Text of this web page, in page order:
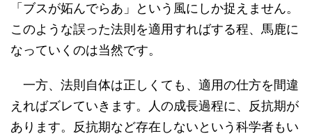
「ブスが妬んでらあ」という風にしか捉えません。
このような誤った法則を適用すればする程、馬鹿に
なっていくのは当然です。
一方、法則自体は正しくても、適用の仕方を間違
えればズレていきます。人の成長過程に、反抗期が
あります。反抗期など存在しないという科学者もい